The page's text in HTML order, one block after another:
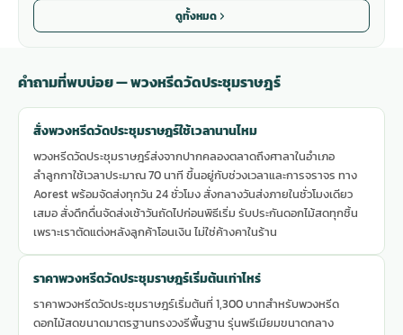
ดูทั้งหมด
คำถามที่พบบ่อย — พวงหรีดวัดประชุมราษฎร์
สั่งพวงหรีดวัดประชุมราษฎร์ใช้เวลานานไหม
พวงหรีดวัดประชุมราษฎร์ส่งจากปากคลองตลาดถึงศาลาในอำเภอ
ลำลูกกาใช้เวลาประมาณ 70 นาที ขึ้นอยู่กับช่วงเวลาและการจราจร ทาง
Aorest พร้อมจัดส่งทุกวัน 24 ชั่วโมง สั่งกลางวันส่งภายในชั่วโมงเดียว
เสมอ สั่งดึกดื่นจัดส่งเช้าวันถัดไปก่อนพิธีเริ่ม รับประกันดอกไม้สดทุกชิ้น
เพราะเราตัดแต่งหลังลูกค้าโอนเงิน ไม่ใช่ค้างคาในร้าน
ราคาพวงหรีดวัดประชุมราษฎร์เริ่มต้นเท่าไหร่
ราคาพวงหรีดวัดประชุมราษฎร์เริ่มต้นที่ 1,300 บาทสำหรับพวงหรีด
ดอกไม้สดขนาดมาตรฐานทรงวงรีพื้นฐาน รุ่นพรีเมียมขนาดกลาง